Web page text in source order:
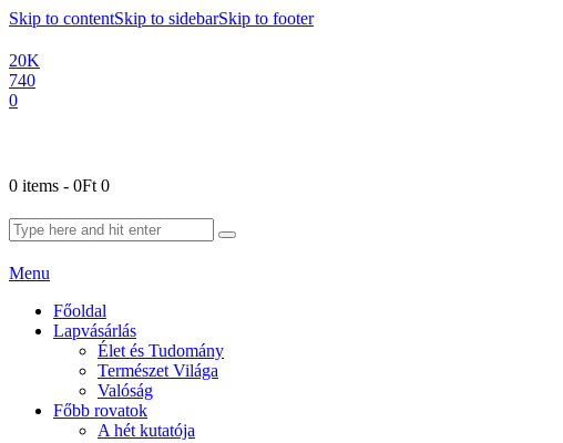
Skip to contentSkip to sidebarSkip to footer
20K
740
0
0 items - 0Ft 0
Menu
Főoldal
Lapvásárlás
Élet és Tudomány
Természet Világa
Valóság
Főbb rovatok
A hét kutatója